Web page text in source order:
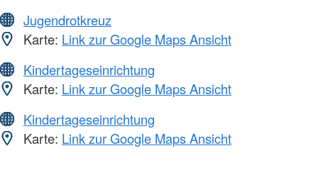
Jugendrotkreuz
Karte: Link zur Google Maps Ansicht
Kindertageseinrichtung
Karte: Link zur Google Maps Ansicht
Kindertageseinrichtung
Karte: Link zur Google Maps Ansicht